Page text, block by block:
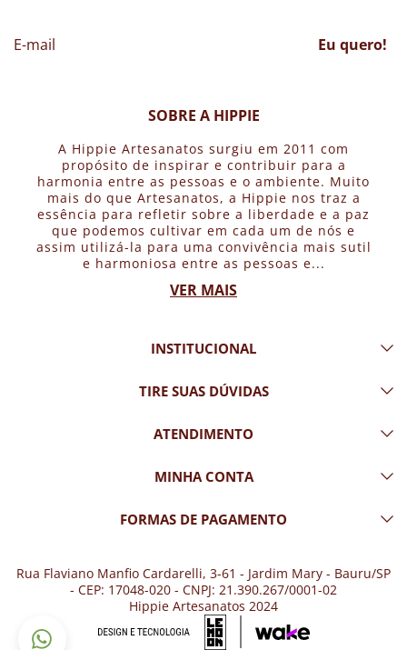
Eu quero!
SOBRE A HIPPIE
A Hippie Artesanatos surgiu em 2011 com
propósito de inspirar e contribuir para a
harmonia entre as pessoas e o ambiente. Muito
mais do que Artesanatos, a Hippie nos traz a
essência para refletir sobre a liberdade e a paz
que podemos cultivar em cada um de nós e
assim utilizá-la para uma convivência mais sutil
e harmoniosa entre as pessoas e...
VER MAIS
INSTITUCIONAL
TIRE SUAS DÚVIDAS
ATENDIMENTO
MINHA CONTA
FORMAS DE PAGAMENTO
Rua Flaviano Manfio Cardarelli, 3-61 - Jardim Mary - Bauru/SP
- CEP: 17048-020 - CNPJ: 21.390.267/0001-02
Hippie Artesanatos 2024